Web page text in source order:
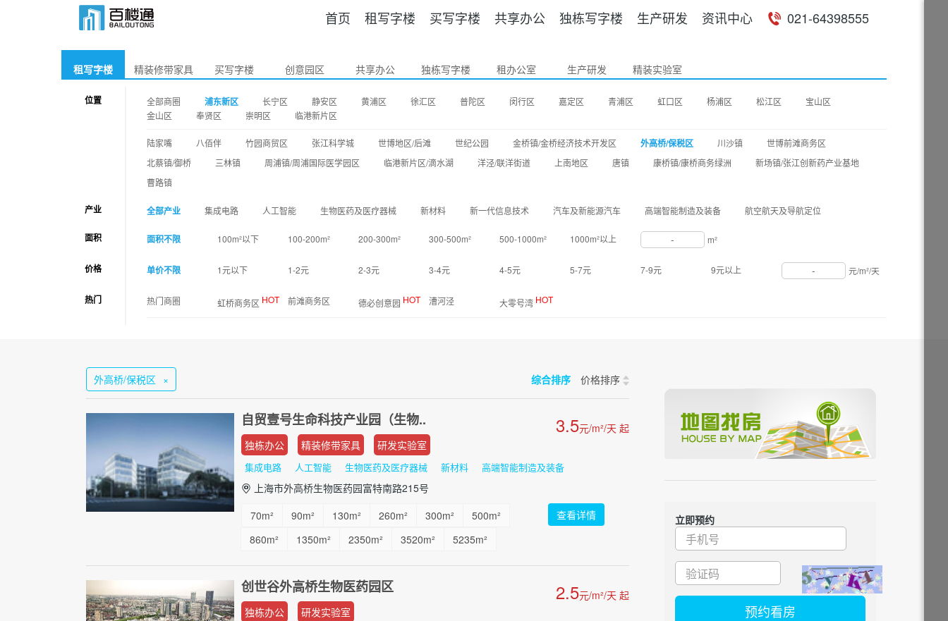
首页 租写字楼 买写字楼 共享办公 独栋写字楼 生产研发 资讯中心 021-64398555
租写字楼 精装修带家具 买写字楼 创意园区 共享办公 独栋写字楼 租办公室 生产研发 精装实验室
位置 全部商圈 浦东新区 长宁区 静安区 黄浦区 徐汇区 普陀区 闵行区 嘉定区 青浦区 虹口区 杨浦区 松江区
宝山区
金山区
奉贤区 崇明区 临港新片区
陆家嘴 八佰伴 竹园商贸区 张江科学城 世博地区/后滩 世纪公园 金桥镇/金桥经济技术开发区 外高桥/保税区 川沙镇
世博前滩商务区
北蔡镇/御桥
三林镇 周浦镇/周浦国际医学园区 临港新片区/滴水湖 洋泾/联洋街道 上南地区 唐镇 康桥镇/康桥商务绿洲
新场镇/张江创新药产业基地
曹路镇
产业 全部产业 集成电路 人工智能 生物医药及医疗器械 新材料 新一代信息技术 汽车及新能源汽车 高端智能制造及装备 航空航天及导航定位
面积 面积不限 100m²以下 100-200m² 200-300m² 300-500m² 500-1000m² 1000m²以上 - m²
价格 单价不限 1元以下 1-2元 2-3元 3-4元 4-5元 5-7元 7-9元 9元以上 - 元/m²/天
热门 热门商圈 虹桥商务区 HOT 前滩商务区 德必创意园 HOT 漕河泾 大零号湾 HOT
外高桥/保税区 × 综合排序 价格排序
自贸壹号生命科技产业园（生物.. 3.5元/m²/天 起
独栋办公
精装修带家具 研发实验室
集成电路 人工智能 生物医药及医疗器械 新材料 高端智能制造及装备
上海市外高桥生物医药园富特南路215号
70m²
90m² 130m² 260m² 300m²
500m²
860m²
1350m² 2350m² 3520m²
5235m²
6220m²
8100m² 1000 m² ...
查看详情
创世谷外高桥生物医药园区 2.5元/m²/天 起
独栋办公
研发实验室
立即预约
预约看房